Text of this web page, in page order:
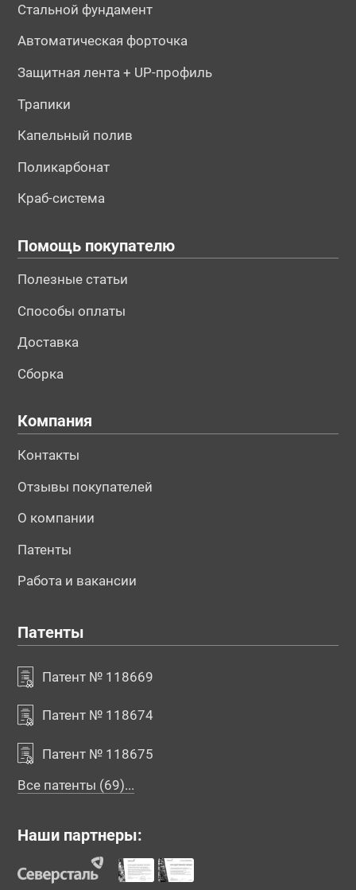
Стальной фундамент
Автоматическая форточка
Защитная лента + UP-профиль
Трапики
Капельный полив
Поликарбонат
Краб-система
Помощь покупателю
Полезные статьи
Способы оплаты
Доставка
Сборка
Компания
Контакты
Отзывы покупателей
О компании
Патенты
Работа и вакансии
Патенты
Патент № 118669
Патент № 118674
Патент № 118675
Все патенты (69)...
Наши партнеры: